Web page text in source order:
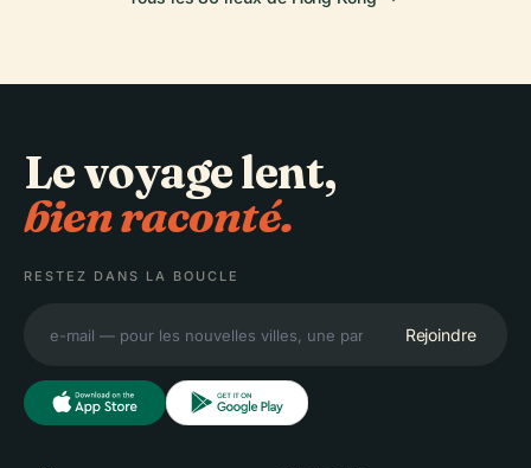
Le voyage lent,
bien raconté.
RESTEZ DANS LA BOUCLE
Rejoindre